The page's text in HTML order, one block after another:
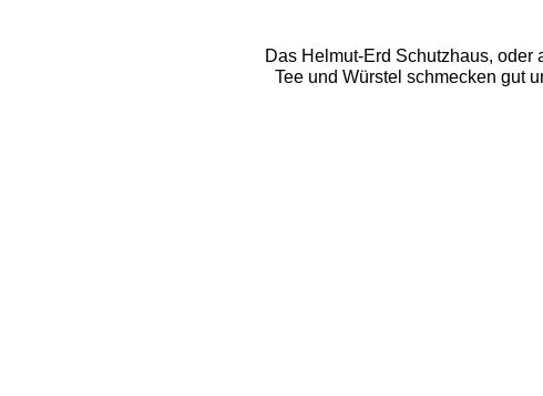
Das Helmut-Erd Schutzhaus, oder
Tee und Würstel schmecken gut